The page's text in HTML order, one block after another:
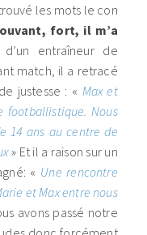
les mots le con
fort, il m’a
entraîneur de
match, il a retracé
justesse : « Max et
footballistique. Nous
14 ans au centre de
» Et il a raison sur un
« Une rencontre
et Max entre nous
avons passé notre